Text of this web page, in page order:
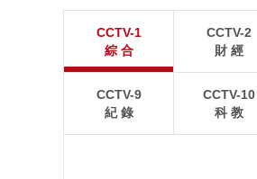
安徽蕪湖，繁昌經濟開發區內，工人正在建設工地上
施工作業。
CCTV-1
綜 合
CCTV-2
財 經
CCTV-9
紀 錄
CCTV-10
科 教